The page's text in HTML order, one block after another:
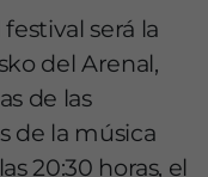
será la
del Arenal,
de las
de la música
20:30 horas, el